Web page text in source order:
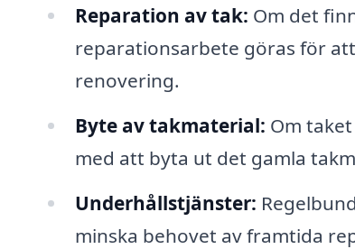
Reparation av tak: Om det
reparationsarbete göras för
renovering.
Byte av takmaterial: Om
med att byta ut det gamla
Underhållstjänster:
minska behovet av framtida